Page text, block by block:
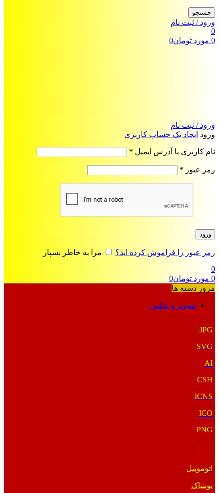
جستجو
ورود / ثبت نام
0
0 مورد تومان0
ورود / ثبت نام
ورود ایجاد یک حساب کاربری
نام کاربری یا آدرس ایمیل *
رمز عبور *
ورود
رمز عبور را فراموش کرده اید؟
مرا به خاطر بسپار
0
0 مورد تومان0
مرور دسته ها
تصویر و عکس
فرمت‌های خاص
JPG
SVG
AI
CSH
ICNS
ICO
PNG
اتوموبیل
پوشاک